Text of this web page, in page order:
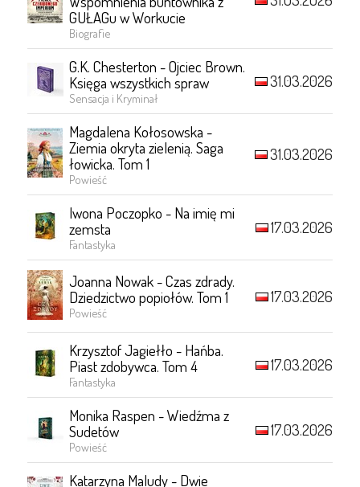
GUŁAGu w Workucie
Biografie
G.K. Chesterton - Ojciec Brown.
Księga wszystkich spraw
Sensacja i Kryminał
31.03.2026
Magdalena Kołosowska -
Ziemia okryta zielenią. Saga
łowicka. Tom 1
Powieść
31.03.2026
Iwona Poczopko - Na imię mi
zemsta
Fantastyka
17.03.2026
Joanna Nowak - Czas zdrady.
Dziedzictwo popiołów. Tom 1
Powieść
17.03.2026
Krzysztof Jagiełło - Hańba.
Piast zdobywca. Tom 4
Fantastyka
17.03.2026
Monika Raspen - Wiedźma z
Sudetów
Powieść
17.03.2026
Katarzyna Maludy - Dwie